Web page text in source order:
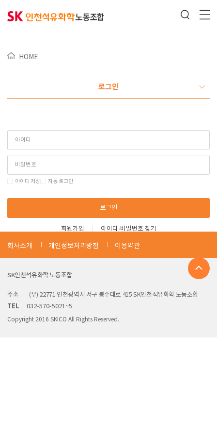
HOME
로그인
아이디 저장 자동 로그인
로그인
회원가입 아이디·비밀번호 찾기
회사소개 개인정보처리방침 이용약관
SK인천석유화학 노동조합
주소 (우) 22771 인천광역시 서구 봉수대로 415 SK인천석유화학 노동조합
TEL 032-570-5021~5
Copyright 2016 SKICO All Rights Reserved.